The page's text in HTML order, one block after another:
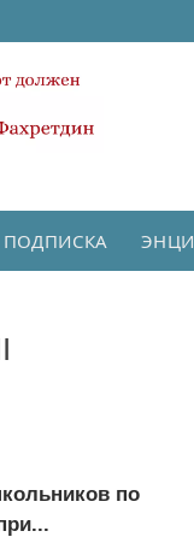
ПОДПИСКА
по